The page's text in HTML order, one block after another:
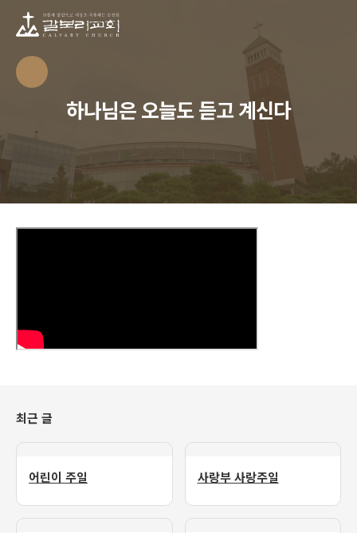
하나님은 오늘도 듣고 계신다
최근 글
어린이 주일 사랑부 사랑주일